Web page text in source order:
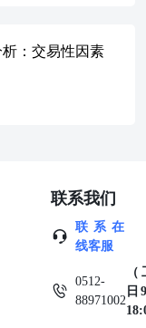
：交易性因素
联系我们
联系在
线客服
0512-
88971002
日